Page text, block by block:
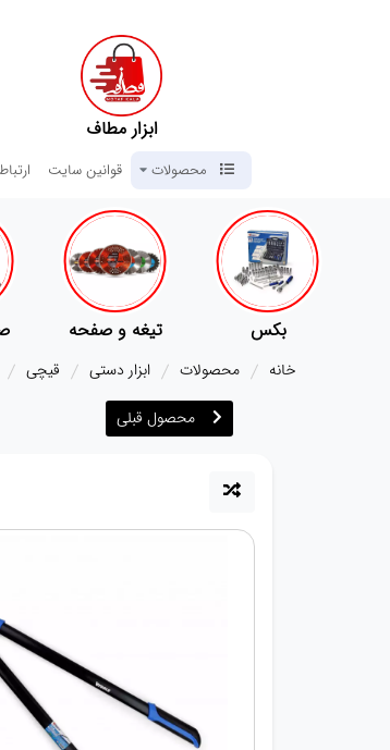
ابزار مطاف
محصولات قوانین سایت
تیغه و صفحه صفحه سنباده
خانه محصولات ابزار دستی قیچی
محصول قبلی